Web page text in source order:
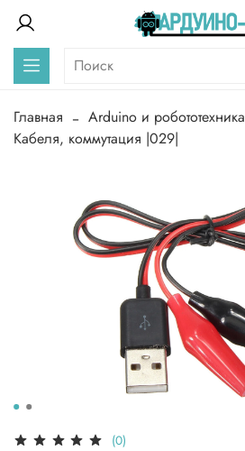
Главная Arduino и робототехника
Кабеля, коммутация |029|
(0)